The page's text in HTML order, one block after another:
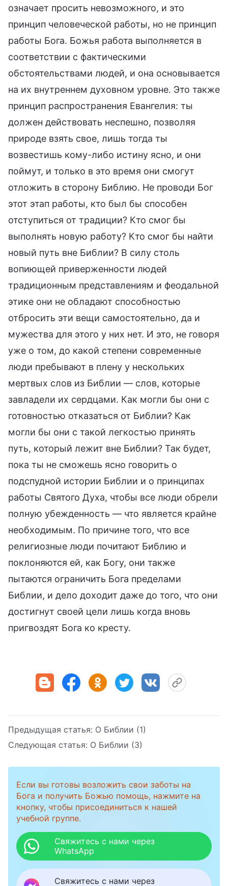
означает просить невозможного, и это
принцип человеческой работы, но не принцип
работы Бога. Божья работа выполняется в
соответствии с фактическими
обстоятельствами людей, и она основывается
на их внутреннем духовном уровне. Это также
принцип распространения Евангелия: ты
должен действовать неспешно, позволяя
природе взять свое, лишь тогда ты
возвестишь кому-либо истину ясно, и они
поймут, и только в это время они смогут
отложить в сторону Библию. Не проводи Бог
этот этап работы, кто был бы способен
отступиться от традиции? Кто смог бы
выполнять новую работу? Кто смог бы найти
новый путь вне Библии? В силу столь
вопиющей приверженности людей
традиционным представлениям и феодальной
этике они не обладают способностью
отбросить эти вещи самостоятельно, да и
мужества для этого у них нет. И это, не говоря
уже о том, до какой степени современные
люди пребывают в плену у нескольких
мертвых слов из Библии — слов, которые
завладели их сердцами. Как могли бы они с
готовностью отказаться от Библии? Как
могли бы они с такой легкостью принять
путь, который лежит вне Библии? Так будет,
пока ты не сможешь ясно говорить о
подспудной истории Библии и о принципах
работы Святого Духа, чтобы все люди обрели
полную убежденность — что является крайне
необходимым. По причине того, что все
религиозные люди почитают Библию и
поклоняются ей, как Богу, они также
пытаются ограничить Бога пределами
Библии, и дело доходит даже до того, что они
достигнут своей цели лишь когда вновь
пригвоздят Бога ко кресту.
Предыдущая статья: О Библии (1)
Следующая статья: О Библии (3)
Если вы готовы возложить свои заботы на
Бога и получить Божью помощь, нажмите на
кнопку, чтобы присоединиться к нашей
учебной группе.
Свяжитесь с нами через
WhatsApp
Свяжитесь с нами через